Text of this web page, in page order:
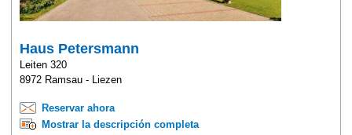
Haus Petersmann
Leiten 320
8972 Ramsau - Liezen
Reservar ahora
Mostrar la descripción completa